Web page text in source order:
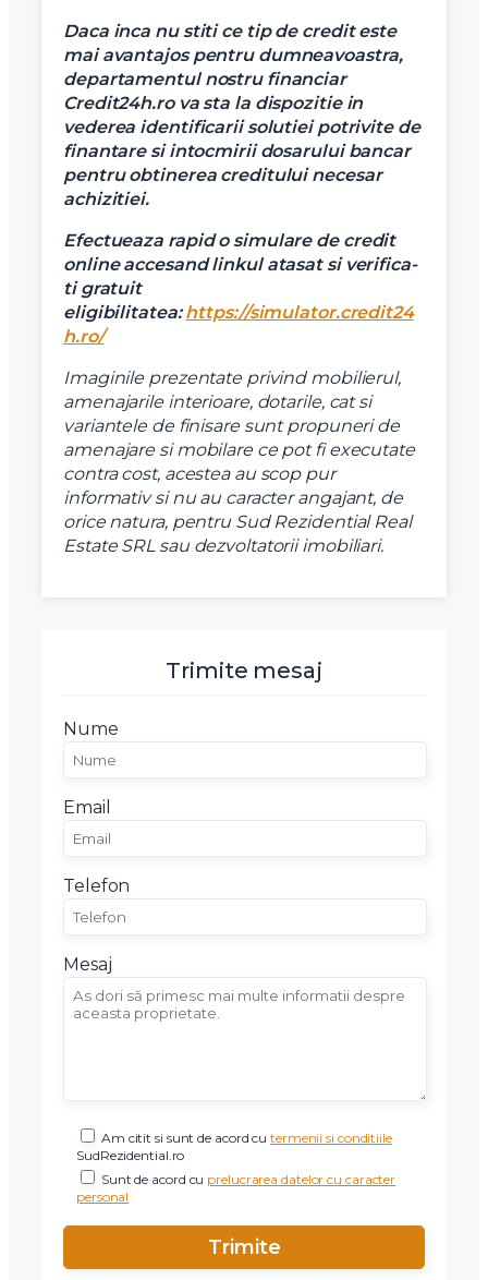
Daca inca nu stiti ce tip de credit este
mai avantajos pentru dumneavoastra,
departamentul nostru financiar
Credit24h.ro va sta la dispozitie in
vederea identificarii solutiei potrivite de
finantare si intocmirii dosarului bancar
pentru obtinerea creditului necesar
achizitiei.
Efectueaza rapid o simulare de credit
online accesand linkul atasat si verifica-
ti gratuit
eligibilitatea:https://simulator.credit24
h.ro/
Imaginile prezentate privind mobilierul,
amenajarile interioare, dotarile, cat si
variantele de finisare sunt propuneri de
amenajare si mobilare ce pot fi executate
contra cost, acestea au scop pur
informativ si nu au caracter angajant, de
orice natura, pentru Sud Rezidential Real
Estate SRL sau dezvoltatorii imobiliari.
Trimite mesaj
Nume
Email
Telefon
Mesaj
Am citit si sunt de acord cutermenii si conditiile
SudRezidential.ro
Sunt de acord cu prelucrarea datelor cu caracter
personal
Vreau sa fiu contactat
Nume
Telefon
Email
Mesaj
Am citit si sunt de acord cu termenii si conditiile
SudRezidential.ro
Sunt de acord cu prelucrarea datelor cu caracter personal